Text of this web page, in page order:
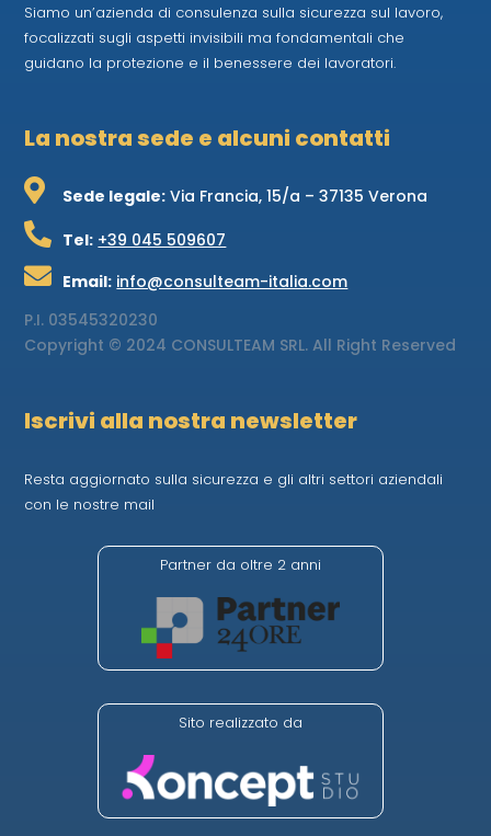
Siamo un’azienda di consulenza sulla sicurezza sul lavoro,
focalizzati sugli aspetti invisibili ma fondamentali che
guidano la protezione e il benessere dei lavoratori.
La nostra sede e alcuni contatti
Sede legale: Via Francia, 15/a – 37135 Verona

Tel: +39 045 509607

Email: info@consulteam-italia.com

P.I. 03545320230
Copyright © 2024 CONSULTEAM SRL. All Right Reserved
Iscrivi alla nostra newsletter
Resta aggiornato sulla sicurezza e gli altri settori aziendali
con le nostre mail
Partner da oltre 2 anni
Sito realizzato da